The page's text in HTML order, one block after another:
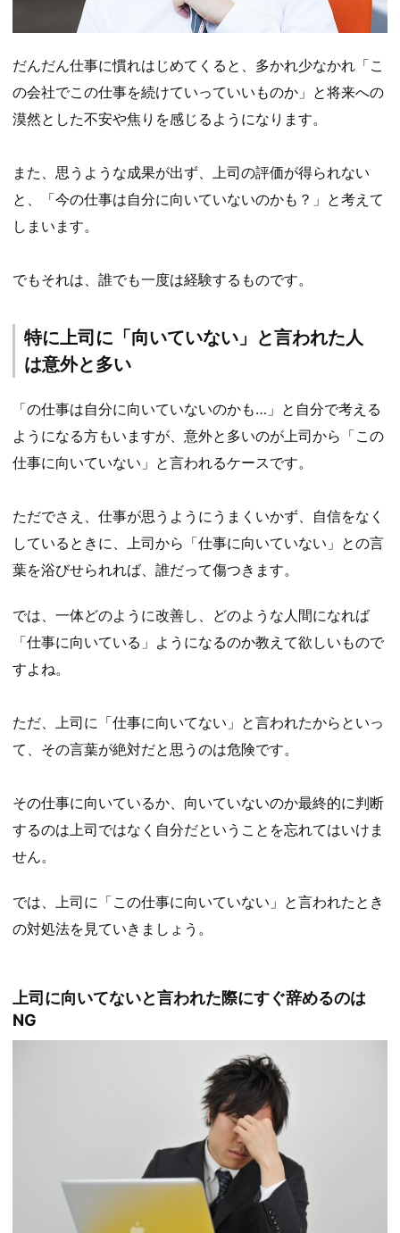
だんだん仕事に慣れはじめてくると、多かれ少なかれ「こ
の会社でこの仕事を続けていっていいものか」と将来への
漠然とした不安や焦りを感じるようになります。
また、思うような成果が出ず、上司の評価が得られない
と、「今の仕事は自分に向いていないのかも？」と考えて
しまいます。
でもそれは、誰でも一度は経験するものです。
特に上司に「向いていない」と言われた人
は意外と多い
「の仕事は自分に向いていないのかも…」と自分で考える
ようになる方もいますが、意外と多いのが上司から「この
仕事に向いていない」と言われるケースです。
ただでさえ、仕事が思うようにうまくいかず、自信をなく
しているときに、上司から「仕事に向いていない」との言
葉を浴びせられれば、誰だって傷つきます。
では、一体どのように改善し、どのような人間になれば
「仕事に向いている」ようになるのか教えて欲しいもので
すよね。
ただ、上司に「仕事に向いてない」と言われたからといっ
て、その言葉が絶対だと思うのは危険です。
その仕事に向いているか、向いていないのか最終的に判断
するのは上司ではなく自分だということを忘れてはいけま
せん。
では、上司に「この仕事に向いていない」と言われたとき
の対処法を見ていきましょう。
上司に向いてないと言われた際にすぐ辞めるのは
NG